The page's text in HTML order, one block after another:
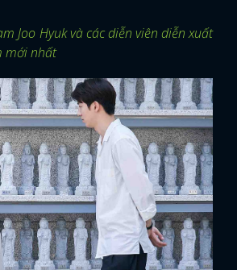
Joo Hyuk và các diễn viên diễn xuất
mới nhất